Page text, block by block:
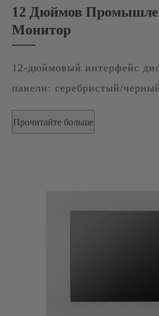
12 Дюймов
Монитор
12-дюймовый интерфейс
панели: серебристый/
Прочитайте больше